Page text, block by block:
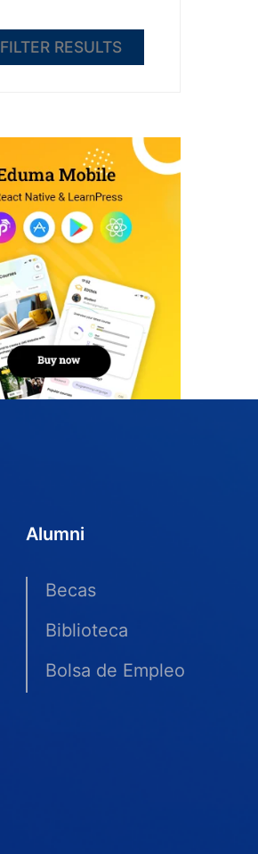
FILTER RESULTS
Alumni
Becas
Biblioteca
Bolsa de Empleo